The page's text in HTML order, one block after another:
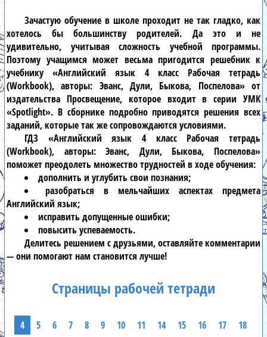
Зачастую обучение в школе проходит не так гладко, как
хотелось бы большинству родителей. Да это и не
удивительно, учитывая сложность учебной программы.
Поэтому учащимся может весьма пригодится решебник к
учебнику «Английский язык 4 класс Рабочая тетрадь
(Workbook), авторы: Эванс, Дули, Быкова, Поспелова» от
издательства Просвещение, которое входит в серии УМК
«Spotlight». В сборнике подробно приводятся решения всех
заданий, которые так же сопровождаются условиями.
ГДЗ «Английский язык 4 класс Рабочая тетрадь
(Workbook), авторы: Эванс, Дули, Быкова, Поспелова»
поможет преодолеть множество трудностей в ходе обучения:
дополнить и углубить свои познания;
разобраться в мельчайших аспектах предмета
Английский язык;
исправить допущенные ошибки;
повысить успеваемость.
Делитесь решением с друзьями, оставляйте комментарии
— они помогают нам становится лучше!
Страницы рабочей тетради
4 5 6 7 8 9 10 11 14 15 16 17
18